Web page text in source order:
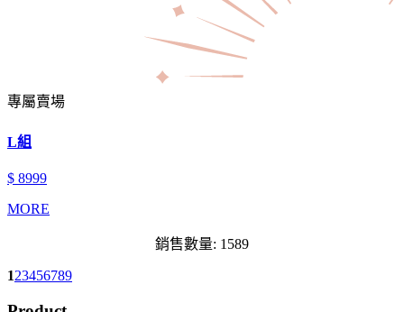
專屬賣場
L組
$ 8999
MORE
銷售數量: 1589
123456789